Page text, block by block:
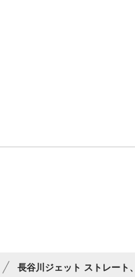
長谷川ジェット ストレート